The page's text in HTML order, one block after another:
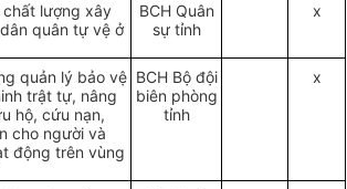
lượng xây
quân tự vệ ở
BCH Quân
sự tỉnh
x
quản lý bảo vệ
trật tự, nâng
hộ, cứu nạn,
cho người và
động trên vùng
BCH Bộ đội
biên phòng
tỉnh
x